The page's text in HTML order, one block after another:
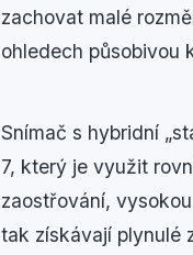
zachovat malé
ohledech působivou
Snímač s hybridní
7, který je využit
zaostřování,
tak získávají plynulé